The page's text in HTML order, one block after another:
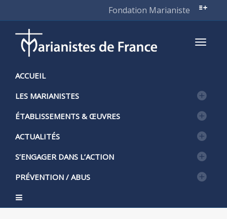
Fondation Marianiste
ACCUEIL
LES MARIANISTES
ÉTABLISSEMENTS & ŒUVRES
ACTUALITÉS
S’ENGAGER DANS L’ACTION
PRÉVENTION / ABUS